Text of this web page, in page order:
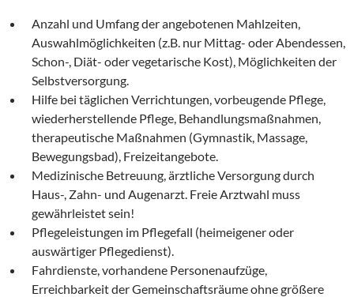
Anzahl und Umfang der angebotenen Mahlzeiten,
Auswahlmöglichkeiten (z.B. nur Mittag- oder Abendessen,
Schon-, Diät- oder vegetarische Kost), Möglichkeiten der
Selbstversorgung.
Hilfe bei täglichen Verrichtungen, vorbeugende Pflege,
wiederherstellende Pflege, Behandlungsmaßnahmen,
therapeutische Maßnahmen (Gymnastik, Massage,
Bewegungsbad), Freizeitangebote.
Medizinische Betreuung, ärztliche Versorgung durch
Haus-, Zahn- und Augenarzt. Freie Arztwahl muss
gewährleistet sein!
Pflegeleistungen im Pflegefall (heimeigener oder
auswärtiger Pflegedienst).
Fahrdienste, vorhandene Personenaufzüge,
Erreichbarkeit der Gemeinschaftsräume ohne größere